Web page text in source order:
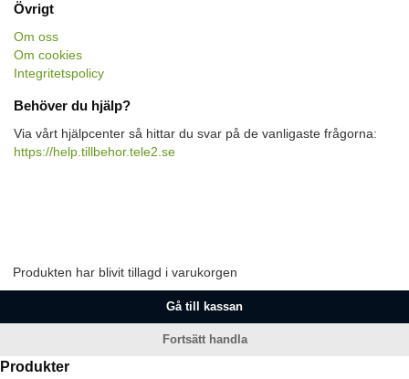
Övrigt
Om oss
Om cookies
Integritetspolicy
Behöver du hjälp?
Via vårt hjälpcenter så hittar du svar på de vanligaste frågorna:
https://help.tillbehor.tele2.se
Produkten har blivit tillagd i varukorgen
Gå till kassan
Fortsätt handla
Produkter